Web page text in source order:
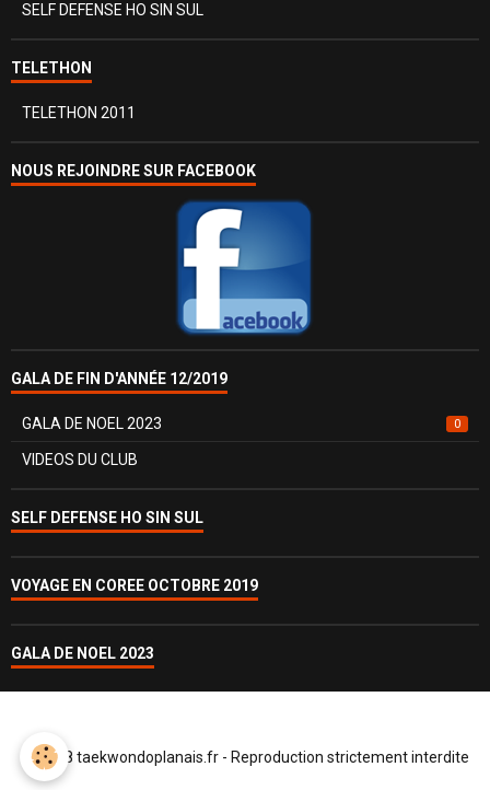
SELF DEFENSE HO SIN SUL
TELETHON
TELETHON 2011
NOUS REJOINDRE SUR FACEBOOK
GALA DE FIN D'ANNÉE 12/2019
GALA DE NOEL 2023 0
VIDEOS DU CLUB
SELF DEFENSE HO SIN SUL
VOYAGE EN COREE OCTOBRE 2019
GALA DE NOEL 2023
© 2018 taekwondoplanais.fr - Reproduction strictement interdite